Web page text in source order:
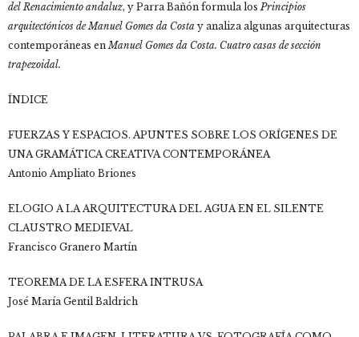
del Renacimiento andaluz, y Parra Bañón formula losPrincipios
arquitectónicos de Manuel Gomes da Costa y analiza algunas arquitecturas
contemporáneas enManuel Gomes da Costa. Cuatro casas de sección
trapezoidal.
ÍNDICE
FUERZAS Y ESPACIOS. APUNTES SOBRE LOS ORÍGENES DE
UNA GRAMÁTICA CREATIVA CONTEMPORÁNEA
Antonio Ampliato Briones
ELOGIO A LA ARQUITECTURA DEL AGUA EN EL SILENTE
CLAUSTRO MEDIEVAL
Francisco Granero Martín
TEOREMA DE LA ESFERA INTRUSA
José María Gentil Baldrich